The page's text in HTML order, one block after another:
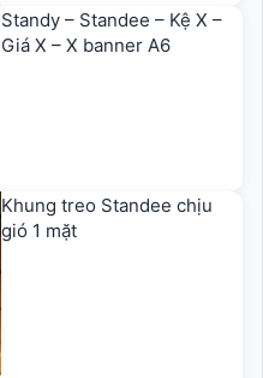
Standy – Standee – Kệ X –
Giá X – X banner A6
Khung treo Standee chịu
gió 1 mặt